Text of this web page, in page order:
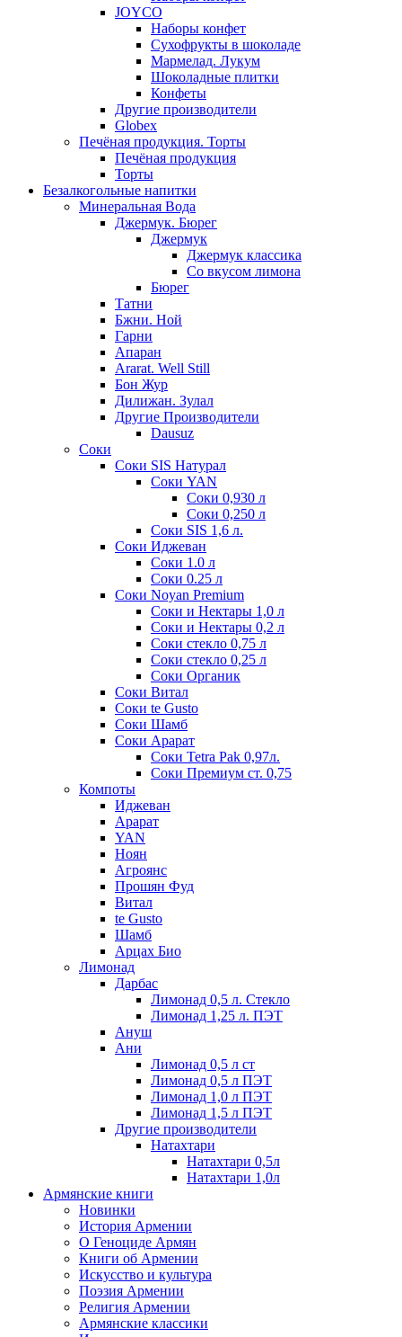
JOYCO
Наборы конфет
Сухофрукты в шоколаде
Мармелад. Лукум
Шоколадные плитки
Конфеты
Другие производители
Globex
Печёная продукция. Торты
Печёная продукция
Торты
Безалкогольные напитки
Минеральная Вода
Джермук. Бюрег
Джермук
Джермук классика
Со вкусом лимона
Бюрег
Татни
Бжни. Ной
Гарни
Апаран
Ararat. Well Still
Бон Жур
Дилижан. Зулал
Другие Производители
Dausuz
Соки
Соки SIS Натурал
Соки YAN
Соки 0,930 л
Соки 0,250 л
Соки SIS 1,6 л.
Соки Иджеван
Соки 1.0 л
Соки 0.25 л
Соки Noyan Premium
Соки и Нектары 1,0 л
Соки и Нектары 0,2 л
Соки стекло 0,75 л
Соки стекло 0,25 л
Соки Органик
Соки Витал
Соки te Gusto
Соки Шамб
Соки Арарат
Соки Tetra Pak 0,97л.
Соки Премиум ст. 0,75
Компоты
Иджеван
Арарат
YAN
Ноян
Агроянс
Прошян Фуд
Витал
te Gusto
Шамб
Арцах Био
Лимонад
Дарбас
Лимонад 0,5 л. Стекло
Лимонад 1,25 л. ПЭТ
Ануш
Ани
Лимонад 0,5 л ст
Лимонад 0,5 л ПЭТ
Лимонад 1,0 л ПЭТ
Лимонад 1,5 л ПЭТ
Другие производители
Натахтари
Натахтари 0,5л
Натахтари 1,0л
Армянские книги
Новинки
История Армении
О Геноциде Армян
Книги об Армении
Иcкусство и культура
Поэзия Армении
Религия Армении
Армянские классики